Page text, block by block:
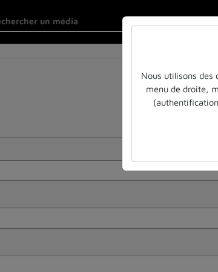
Nous utilisons des
menu de droite,